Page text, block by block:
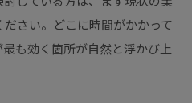
さい。どこに時間がかかって
も効く箇所が自然と浮かび上